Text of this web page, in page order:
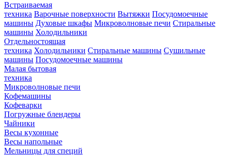
Встраиваемая
техника Варочные поверхности Вытяжки Посудомоечные
машины Духовые шкафы Микроволновые печи Стиральные
машины Холодильники
Отдельностоящая
техника Холодильники Стиральные машины Сушильные
машины Посудомоечные машины
Малая бытовая
техника
Микроволновые печи
Кофемашины
Кофеварки
Погружные блендеры
Чайники
Весы кухонные
Весы напольные
Мельницы для специй